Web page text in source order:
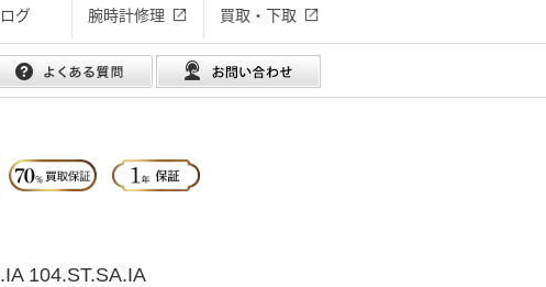
グ 腕時計修理 買取・下取
104.ST.SA.IA